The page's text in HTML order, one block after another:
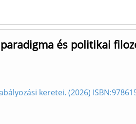
és politikai
keretei. (2026)